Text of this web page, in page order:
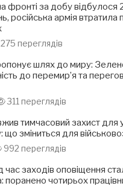
фронті за добу відбулося
російська армія
275 переглядів
шлях до миру:
до перемир’я та
311 переглядів
тимчасовий захист для
зміниться для
992 переглядів
час заходів оповіщення
поранено чотирьох